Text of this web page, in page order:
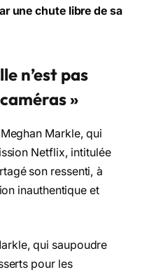
une chute libre de sa
n’est pas
»
Markle, qui
Netflix, intitulée
son ressenti, à
inauthentique et
qui saupoudre
pour les